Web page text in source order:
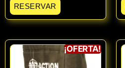
RESERVAR
¡OFERTA!